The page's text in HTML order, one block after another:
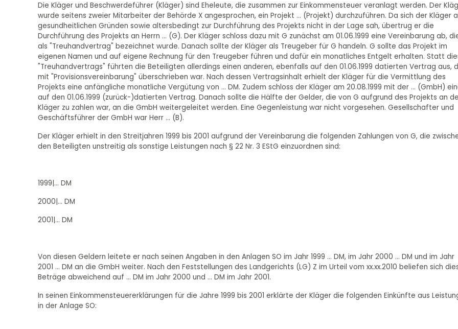
Die Kläger und Beschwerdeführer (Kläger) sind Eheleute, die zusammen zur Einkommensteuer veranlagt werden. Der
wurde seitens zweier Mitarbeiter der Behörde X angesprochen, ein Projekt ... (Projekt) durchzuführen. Da sich der Kläger
gesundheitlichen Gründen sowie altersbedingt zur Durchführung des Projekts nicht in der Lage sah, übertrug er die
Durchführung des Projekts an Herrn ... (G). Der Kläger schloss dazu mit G zunächst am 01.06.1999 eine Vereinbarung ab,
als "Treuhandvertrag" bezeichnet wurde. Danach sollte der Kläger als Treugeber für G handeln. G sollte das Projekt im
eigenen Namen und auf eigene Rechnung für den Treugeber führen und dafür ein monatliches Entgelt erhalten. Statt
"Treuhandvertrags" führten die Beteiligten allerdings einen anderen, ebenfalls auf den 01.06.1999 datierten Vertrag aus,
mit "Provisionsvereinbarung" überschrieben war. Nach dessen Vertragsinhalt erhielt der Kläger für die Vermittlung des
Projekts eine anfängliche monatliche Vergütung von ... DM. Zudem schloss der Kläger am 20.08.1999 mit der ... (GmbH)
auf den 01.06.1999 (zurück-)datierten Vertrag. Danach sollte die Hälfte der Gelder, die von G aufgrund des Projekts an
Kläger zu zahlen war, an die GmbH weitergeleitet werden. Eine Gegenleistung war nicht vorgesehen. Gesellschafter und
Geschäftsführer der GmbH war Herr ... (B).
Der Kläger erhielt in den Streitjahren 1999 bis 2001 aufgrund der Vereinbarung die folgenden Zahlungen von G, die
den Beteiligten unstreitig als sonstige Leistungen nach § 22 Nr. 3 EStG einzuordnen sind:
1999|... DM
2000|... DM
2001|... DM
Von diesen Geldern leitete er nach seinen Angaben in den Anlagen SO im Jahr 1999 ... DM, im Jahr 2000 ... DM und im Jahr
2001 ... DM an die GmbH weiter. Nach den Feststellungen des Landgerichts (LG) Z im Urteil vom xx.xx.2010 beliefen sich
Beträge abweichend auf ... DM im Jahr 2000 und ... DM im Jahr 2001.
In seinen Einkommensteuererklärungen für die Jahre 1999 bis 2001 erklärte der Kläger die folgenden Einkünfte aus
in der Anlage SO: